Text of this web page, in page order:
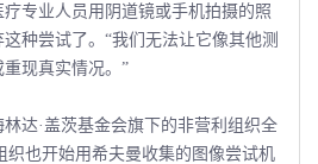
专业人员用阴道镜或手机拍摄的照
种尝试了。“我们无法让它像其他测
现真实情况。”
达·盖茨基金会旗下的非营利组织全
织也开始用希夫曼收集的图像尝试机